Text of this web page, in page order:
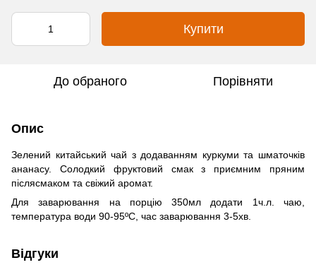
Купити
До обраного Порівняти
Опис
Зелений китайський чай з додаванням куркуми та шматочків
ананасу. Солодкий фруктовий смак з приємним пряним
післясмаком та свіжий аромат.
Для заварювання на порцію 350мл додати 1ч.л. чаю,
температура води 90-95ºС, час заварювання 3-5хв.
Відгуки